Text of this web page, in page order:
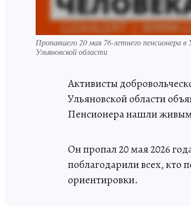
Пропавшего 20 мая 76-летнего
Ульяновской области
Активисты
Ульяновской области
Пенсионера нашли
Он пропал 20 мая 2026
поблагодарили всех, кто
ориентировки.